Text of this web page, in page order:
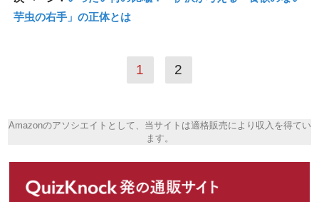
芋虫の右手」の正体とは
1 2
Amazonのアソシエイトとして、当サイトは適格販売により収入を得てい
ます。